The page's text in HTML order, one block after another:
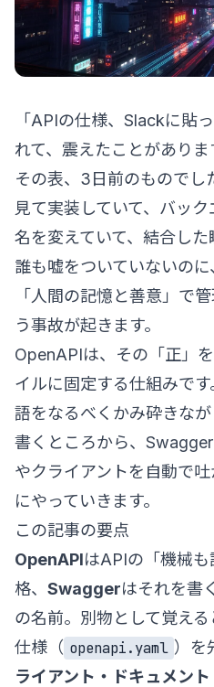
「APIの仕様、Slackに貼
れて、震えたことがありま
その表、3日前のものでし
見て実装していて、バッ
名を変えていて、結合した
誰も嘘をついていないの
「人間の記憶と善意」で
う事故が起きます。
OpenAPIは、その「正」
イルに固定する仕組みで
語をなるべくかみ砕きなが
書くところから、
やクライアントを自動で
にやっていきます。
この記事の要点
OpenAPIはAPIの「機械
格、 Swaggerはそれを書
の名前。別物として覚える
仕様（ openapi.yaml ）を
ライアント・ドキュメン